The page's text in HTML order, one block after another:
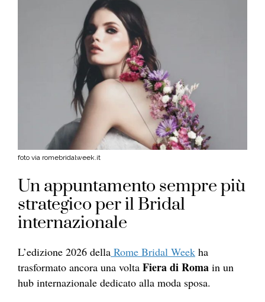
foto via romebridalweek.it
Un appuntamento sempre più
strategico per il Bridal
internazionale
L’edizione 2026 della Rome Bridal Week ha
trasformato ancora una volta Fiera di Roma in un
hub internazionale dedicato alla moda sposa.